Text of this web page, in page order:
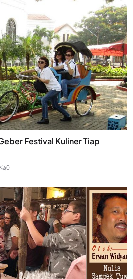
Festival Kuliner Tiap
0